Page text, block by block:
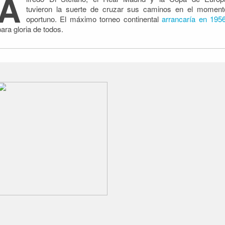
tuvieron la suerte de cruzar sus caminos en el
oportuno. El máximo torneo continentalarrancaría en
gloria de todos.